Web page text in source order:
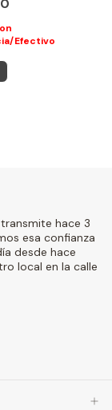
Efectivo
hace 3
esa confianza
desde hace
local en la calle